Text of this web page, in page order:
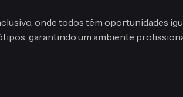
onde todos têm oportunidades
garantindo um ambiente